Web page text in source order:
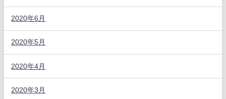
2020年6月
2020年5月
2020年4月
2020年3月